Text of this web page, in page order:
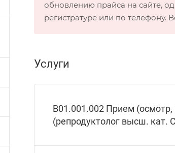
обновлению прайса на сайте,
регистратуре или по телефону.
Услуги
В01.001.002 Прием (осмотр,
(репродуктолог высш. кат.